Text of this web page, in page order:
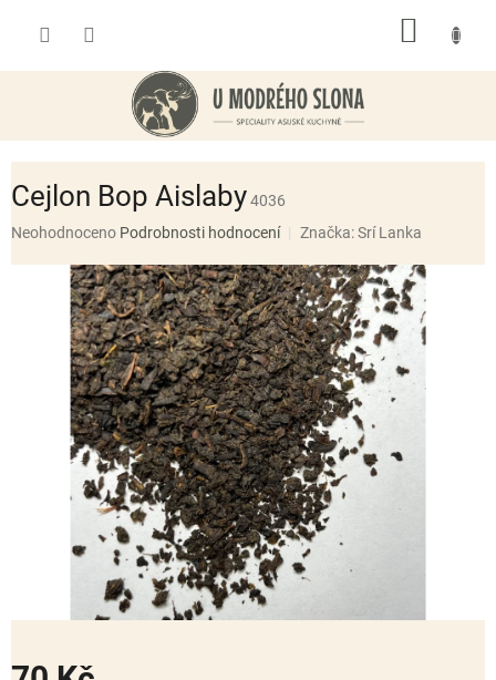
Cejlon Bop Aislaby4036
Průměrné
produktu
hvězdiček.
Neohodnoceno Podrobnosti hodnocení Značka:Srí Lanka